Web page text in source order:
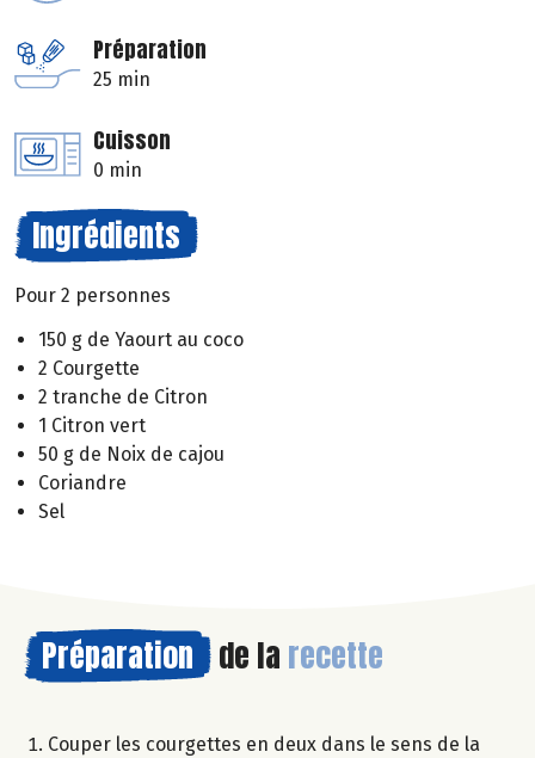
Préparation
25 min
Cuisson
0 min
Ingrédients
Pour 2 personnes
150 g de Yaourt au coco
2 Courgette
2 tranche de Citron
1 Citron vert
50 g de Noix de cajou
Coriandre
Sel
Préparation de la recette
Couper les courgettes en deux dans le sens de la